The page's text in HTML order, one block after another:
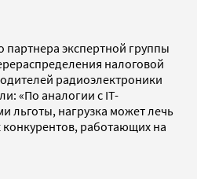
экспертной группы
налоговой
радиоэлектроники
«По аналогии с IT-
льготы, нагрузка может лечь
работающих на